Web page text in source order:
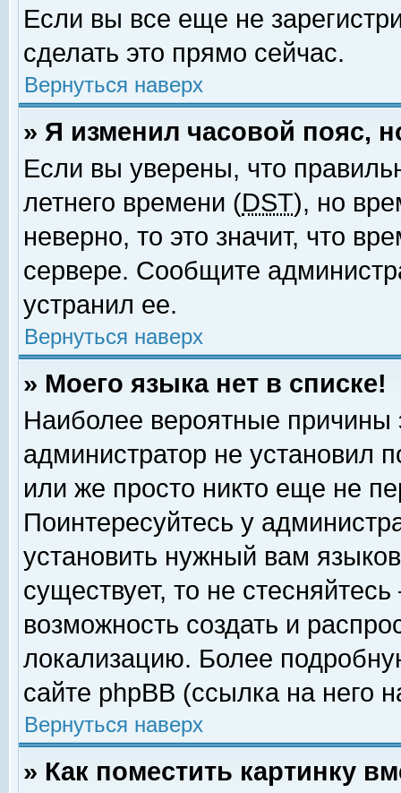
Если вы все еще не
сделать это прямо сейчас.
Вернуться наверх
» Я изменил часовой пояс,
Если вы уверены, что
летнего времени (DST), но
неверно, то это значит, что
сервере. Сообщите
устранил ее.
Вернуться наверх
» Моего языка нет в списке!
Наиболее вероятные причины
администратор не установил
или же просто никто еще не
Поинтересуйтесь у
установить нужный вам
существует, то не
возможность создать и
локализацию. Более
сайте phpBB (ссылка на него
Вернуться наверх
» Как поместить картинку